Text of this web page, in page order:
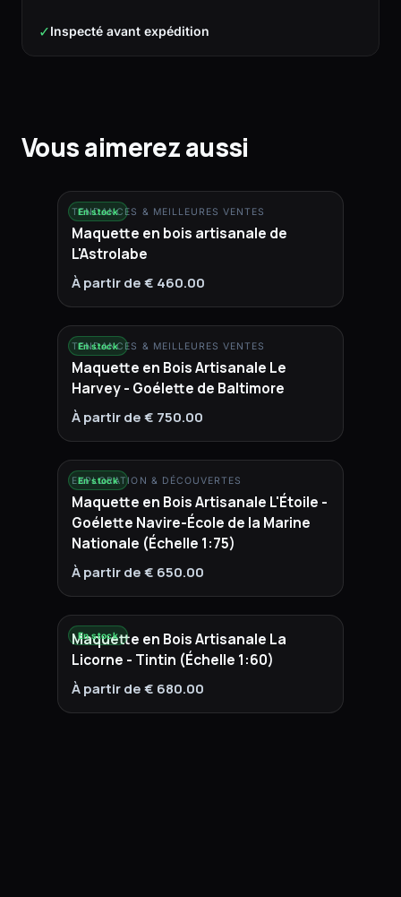
✓Inspecté avant expédition
Vous aimerez aussi
En stock
TENDANCES & MEILLEURES VENTES
Maquette en bois artisanale de
L'Astrolabe
À partir de € 460.00
En stock
TENDANCES & MEILLEURES VENTES
Maquette en Bois Artisanale Le
Harvey - Goélette de Baltimore
À partir de € 750.00
En stock
EXPLORATION & DÉCOUVERTES
Maquette en Bois Artisanale L'Étoile -
Goélette Navire-École de la Marine
Nationale (Échelle 1:75)
À partir de € 650.00
En stock
Maquette en Bois Artisanale La
Licorne - Tintin (Échelle 1:60)
À partir de € 680.00